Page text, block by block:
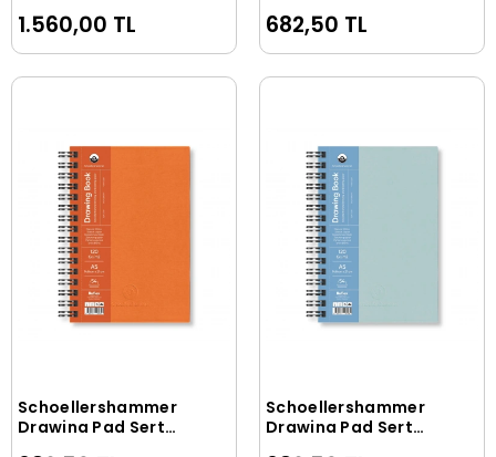
Defteri 9x14 cm. 165
gr. 80 Sayfa Siyah
1.560,00 TL
Defteri 120 gr. A5 54
yaprak YEŞİL
682,50 TL
Sepete Ekle
Schoellershammer
Drawing Pad Sert
Sepete Ekle
Schoellershammer
Drawing Pad Sert